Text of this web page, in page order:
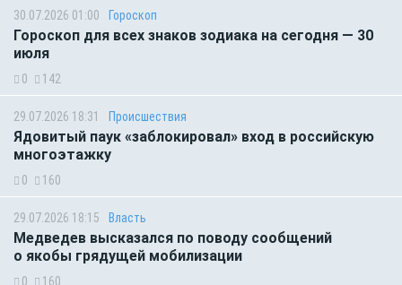
30.07.2026 01:00 Гороскоп
Гороскоп для всех знаков зодиака на сегодня — 30
июля
0 142
29.07.2026 18:31 Происшествия
Ядовитый паук «заблокировал» вход в российскую
многоэтажку
0 160
29.07.2026 18:15 Власть
Медведев высказался по поводу сообщений
о якобы грядущей мобилизации
0 160